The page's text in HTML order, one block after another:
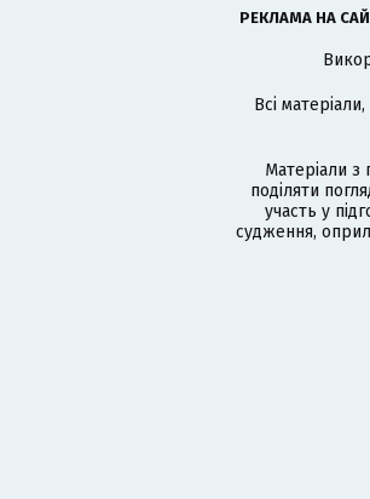
РЕКЛАМА НА
Всі
Матеріали
поділяти
участь у
судження,